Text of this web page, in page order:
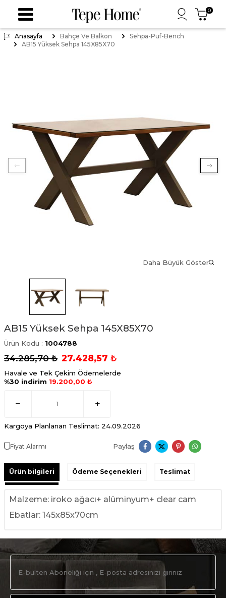
0
Anasayfa Bahçe Ve Balkon
Sehpa-Puf-Bench
AB15 Yüksek Sehpa 145X85X70
Daha Büyük Göster
AB15 Yüksek Sehpa 145X85X70
Ürün Kodu : 1004788
34.285,70₺ 27.428,57 ₺
Havale ve Tek Çekim Ödemelerde
%30 indirim 19.200,00 ₺
Kargoya Planlanan Teslimat: 24.09.2026
Fiyat Alarmı Paylaş
Ürün bilgileri Ödeme Seçenekleri Teslimat
Malzeme: iroko ağacı+ alüminyum+ clear cam
Ebatlar: 145x85x70cm